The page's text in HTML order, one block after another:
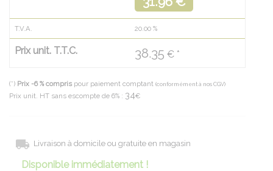
T.V.A. 20.00 %
Prix unit. T.T.C. 38.35 € *
(*) Prix -6 % compris pour paiement comptant (conformément à nos CGV)
Prix unit. HT sans escompte de 6% : 34€
Livraison à domicile ou gratuite en magasin
Disponible immédiatement !